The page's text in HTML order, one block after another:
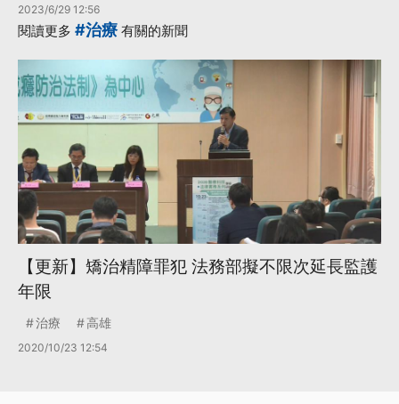
2023/6/29 12:56
閱讀更多 #治療 有關的新聞
【更新】矯治精障罪犯 法務部擬不限次延長監護
年限
治療 高雄
2020/10/23 12:54